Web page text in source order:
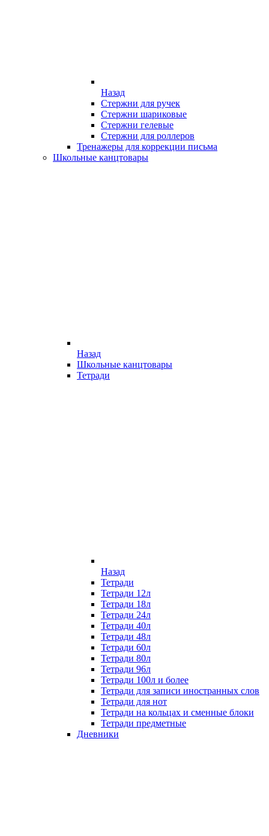
Назад
Стержни для ручек
Стержни шариковые
Стержни гелевые
Стержни для роллеров
Тренажеры для коррекции письма
Школьные канцтовары
Назад
Школьные канцтовары
Тетради
Назад
Тетради
Тетради 12л
Тетради 18л
Тетради 24л
Тетради 40л
Тетради 48л
Тетради 60л
Тетради 80л
Тетради 96л
Тетради 100л и более
Тетради для записи иностранных слов
Тетради для нот
Тетради на кольцах и сменные блоки
Тетради предметные
Дневники